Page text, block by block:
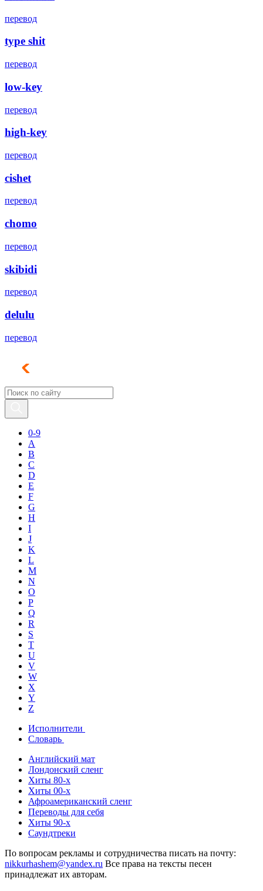
перевод
type shit
перевод
low-key
перевод
high-key
перевод
cishet
перевод
chomo
перевод
skibidi
перевод
delulu
перевод
0-9
A
B
C
D
E
F
G
H
I
J
K
L
M
N
O
P
Q
R
S
T
U
V
W
X
Y
Z
Исполнители
Словарь
Английский мат
Лондонский сленг
Хиты 80-х
Хиты 00-х
Афроамериканский сленг
Переводы для себя
Хиты 90-х
Саундтреки
По вопросам рекламы и сотрудничества писать на почту:
nikkurhashem@yandex.ru Все права на тексты песен
принадлежат их авторам.